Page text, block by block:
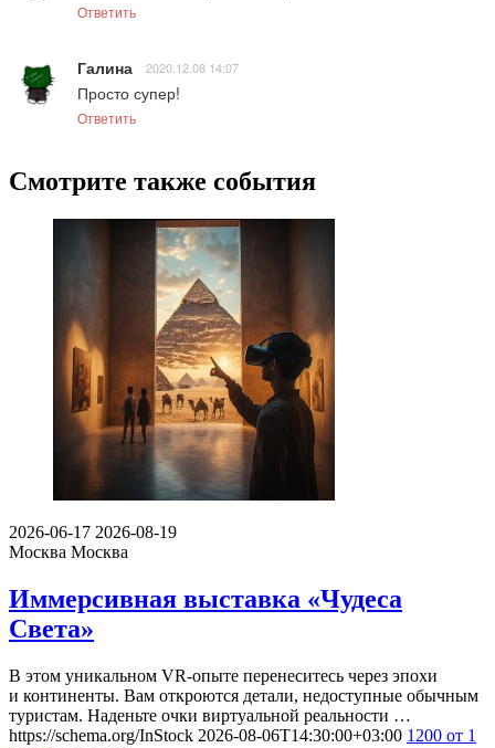
Ответить
Галина 2020.12.08 14:07
Просто супер!
Ответить
Смотрите также события
2026-06-17 2026-08-19
Москва Москва
Иммерсивная выставка «Чудеса
Света»
В этом уникальном VR-опыте перенеситесь через эпохи
и континенты. Вам откроются детали, недоступные обычным
туристам. Наденьте очки виртуальной реальности …
https://schema.org/InStock 2026-08-06T14:30:00+03:00 1200 от 1